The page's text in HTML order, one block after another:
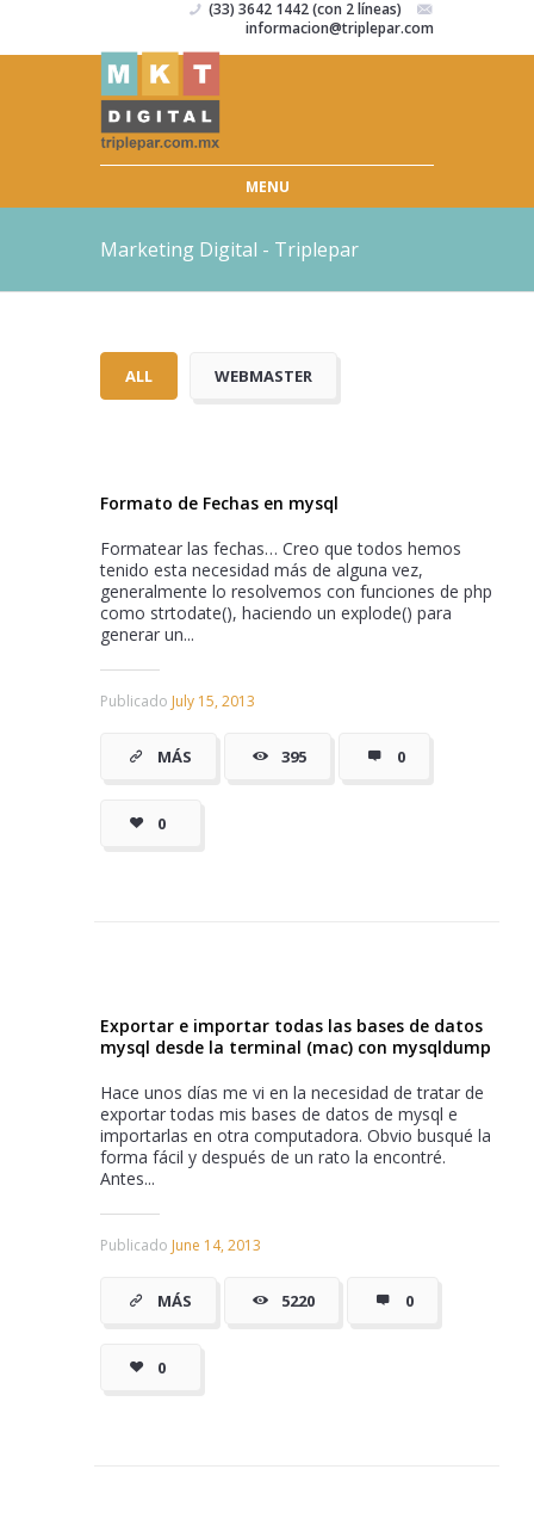
(33) 3642 1442 (con 2 líneas)
informacion@triplepar.com
MENU
Marketing Digital - Triplepar
ALL WEBMASTER
Formato de Fechas en mysql
Formatear las fechas… Creo que todos hemos
tenido esta necesidad más de alguna vez,
generalmente lo resolvemos con funciones de php
como strtodate(), haciendo un explode() para
generar un...
Publicado July 15, 2013
MÁS 395 0
0
Exportar e importar todas las bases de datos
mysql desde la terminal (mac) con mysqldump
Hace unos días me vi en la necesidad de tratar de
exportar todas mis bases de datos de mysql e
importarlas en otra computadora. Obvio busqué la
forma fácil y después de un rato la encontré.
Antes...
Publicado June 14, 2013
MÁS 5220 0
0